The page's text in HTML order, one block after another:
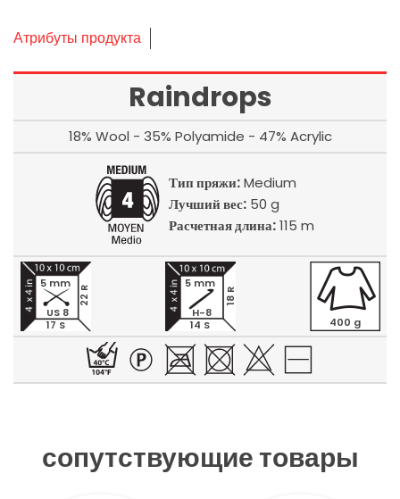
Атрибуты продукта
Raindrops
18% Wool - 35% Polyamide - 47% Acrylic
Тип пряжи:Medium
Лучший вес:50 g
Расчетная длина:115 m
17 S
22 R
5 mm
US 8
14 S
18 R
5 mm
H-8
400 g
сопутствующие товары